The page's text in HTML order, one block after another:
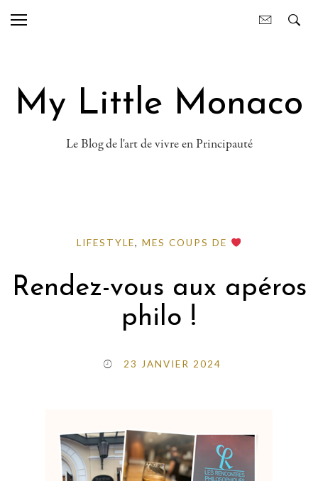
My Little Monaco
Le Blog de l'art de vivre en Principauté
LIFESTYLE, MES COUPS DE
Rendez-vous aux apéros
philo !
23 JANVIER 2024